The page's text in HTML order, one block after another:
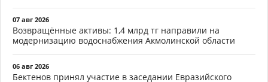
07 авг 2026
Возвращённые активы: 1,4 млрд тг направили на
модернизацию водоснабжения Акмолинской области
06 авг 2026
Бектенов принял участие в заседании Евразийского